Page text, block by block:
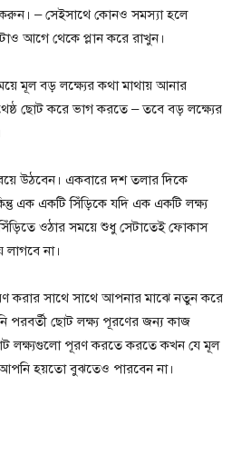
করুন। – সেইসাথে কোনও সমস্যা হলে
আগে থেকে প্লান করে রাখুন।
মূল বড় লক্ষ্যের কথা মাথায় আনার
ছোট করে ভাগ করতে – তবে বড় লক্ষ্যের
উঠবেন। একবারে দশ তলার দিকে
এক একটি সিঁড়িকে যদি এক একটি লক্ষ্য
ওঠার সময়ে শুধু সেটাতেই ফোকাস
না।
করার সাথে সাথে আপনার মাঝে নতুন করে
পরবর্তী ছোট লক্ষ্য পূরণের জন্য কাজ
লক্ষ্যগুলো পূরণ করতে করতে কখন যে মূল
আপনি হয়তো বুঝতেও পারবেন না।